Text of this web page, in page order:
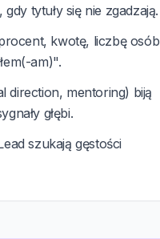
tytuły się nie zgadzają.
kwotę, liczbę osób
am)".
direction, mentoring) biją
głębi.
szukają gęstości